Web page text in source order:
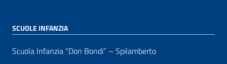
SCUOLE INFANZIA
Scuola Infanzia “Don Bondi” – Spilamberto